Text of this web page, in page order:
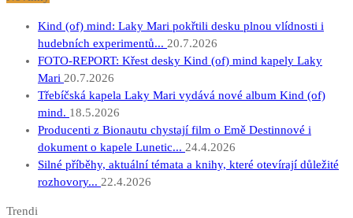
Kind (of) mind: Laky Mari pokřtili desku plnou vlídnosti i
hudebních experimentů... 20.7.2026
FOTO-REPORT: Křest desky Kind (of) mind kapely Laky
Mari 20.7.2026
Třebíčská kapela Laky Mari vydává nové album Kind (of)
mind. 18.5.2026
Producenti z Bionautu chystají film o Emě Destinnové i
dokument o kapele Lunetic... 24.4.2026
Silné příběhy, aktuální témata a knihy, které otevírají důležité
rozhovory... 22.4.2026
Trendi